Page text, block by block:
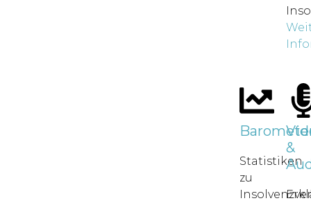
Statistiken
zu
&